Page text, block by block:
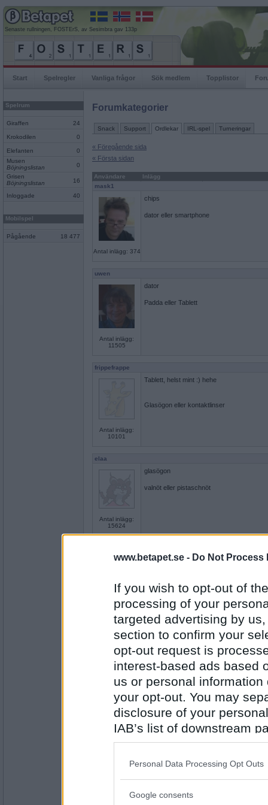
www.betapet.se - Do Not Process
If you wish to opt-out of
processing of your
targeted advertising by
section to confirm your
opt-out request is
interest-based ads based
us or personal
your opt-out. You may
disclosure of your
IAB’s list of downstream
also be disclosed by us
Downstream Participants
Please note that this
Personal Data Processing Opt Outs
Google consents
Senaste rullningen, FOSTErS, av Sesimbra gav 133p
Start Spelregler Vanliga frågor Sök medlem Topplistor
Spelrum
Giraffen 24
Krokodilen 0
Elefanten
0
Musen
Böjningslistan
0
Grisen
Böjningslistan
16
Inloggade 40
Mobilspel
Pågående 18 477
Forumkategorier
Snack Support Ordlekar IRL-spel Turneringar
« Föregående sida
« Första sidan
Användare
Inlägg
mask1
Antal inlägg: 374
chips
dator eller smartphone
uwen
Antal inlägg:
11505
dator
Padda eller Tablett
frippefrappe
Antal inlägg:
10101
Tablett, helst mint :) hehe
Glasögon eller kontaktlinser
elaa
Antal inlägg:
15624
glasögon
valnöt eller pistaschnöt
Antal inlägg:
34614
Pistaschnöt
Antal inlägg:
15624
usch ingen av dem
modern eller konservativ
Ruckzuck